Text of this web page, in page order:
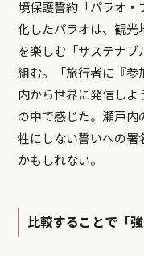
境保護誓約「パラオ・
化したパラオは、観光
を楽しむ「サステナブ
組む。「旅行者に『参
内から世界に発信しよ
の中で感じた。瀬戸内
牲にしない誓いへの署
かもしれない。
比較することで「